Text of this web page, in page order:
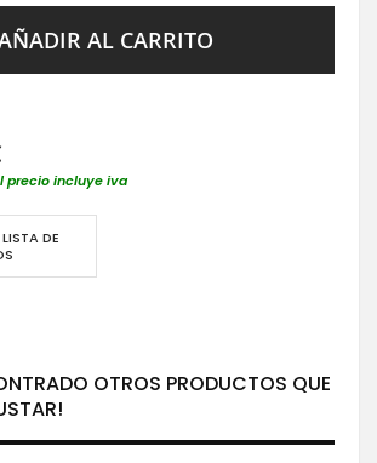
AL CARRITO
precio incluye iva
DE
OTROS PRODUCTOS QUE